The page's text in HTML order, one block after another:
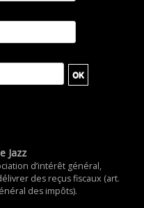
Jazz
d’intérêt général,
des reçus fiscaux (art.
des impôts).